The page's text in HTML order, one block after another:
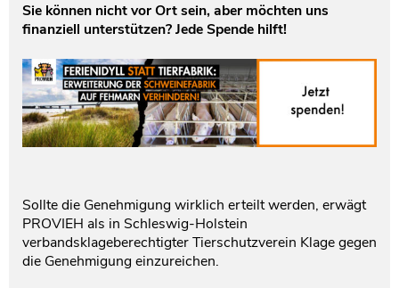
Sie können nicht vor Ort sein, aber möchten uns
finanziell unterstützen? Jede Spende hilft!
Sollte die Genehmigung wirklich erteilt werden, erwägt
PROVIEH als in Schleswig-Holstein
verbandsklageberechtigter Tierschutzverein Klage gegen
die Genehmigung einzureichen.